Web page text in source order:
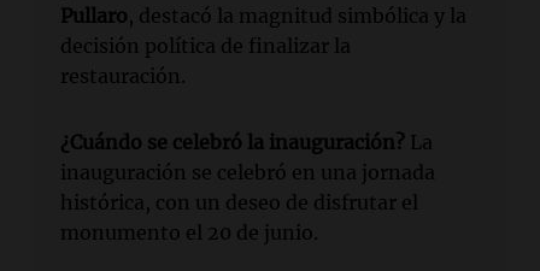
Pullaro, destacó la magnitud simbólica y la
decisión política de finalizar la
restauración.
¿Cuándo se celebró la inauguración? La
inauguración se celebró en una jornada
histórica, con un deseo de disfrutar el
monumento el 20 de junio.